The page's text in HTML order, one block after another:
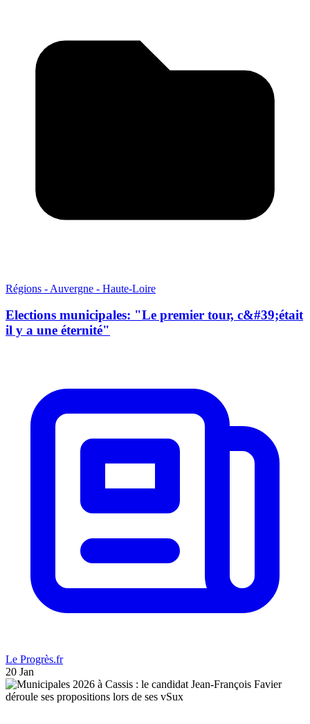
Régions - Auvergne - Haute-Loire
Elections municipales: "Le premier tour, c&#39;était
il y a une éternité"
Le Progrès.fr
20 Jan